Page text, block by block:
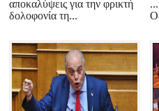
αποκαλύψεις για την φρικτή
δολοφονία τη...